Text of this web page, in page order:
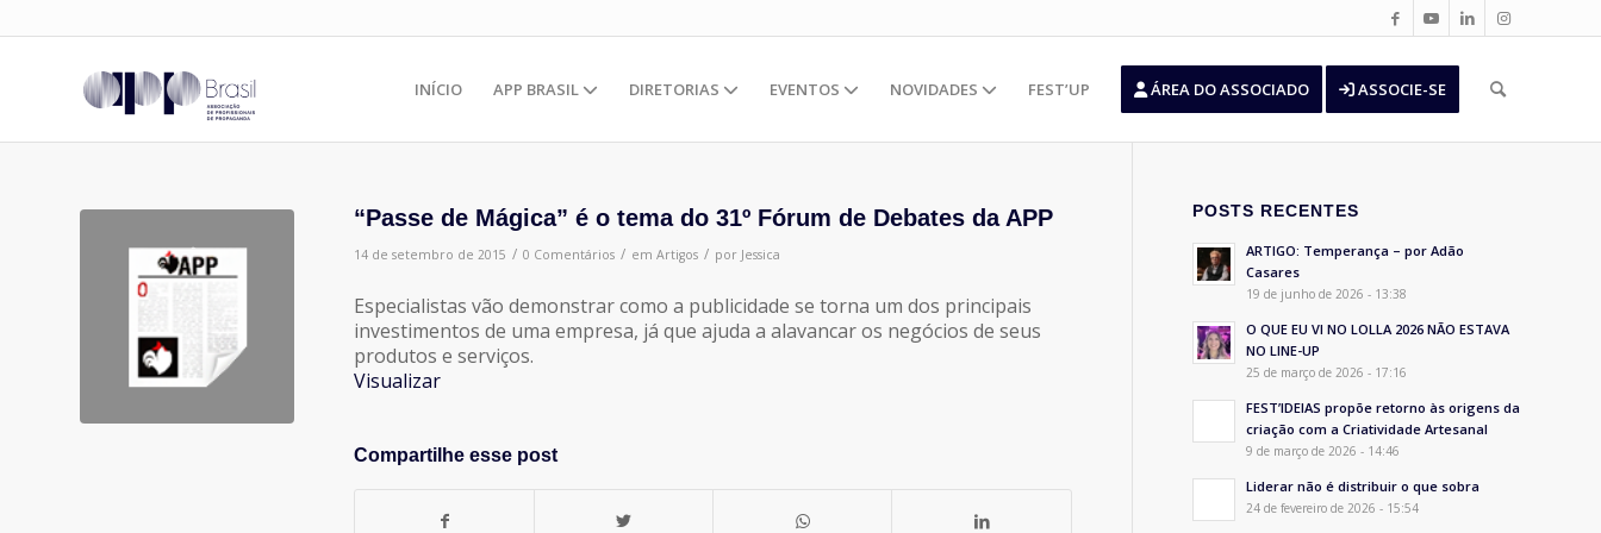
INÍCIO APP BRASIL DIRETORIAS EVENTOS NOVIDADES FEST’UP ÁREA DO ASSOCIADO ASSOCIE-SE
“Passe de Mágica” é o tema do 31º Fórum de Debates da APP
14 de setembro de 2015 / 0 Comentários / em Artigos / por Jessica
Especialistas vão demonstrar como a publicidade se torna um dos principais
investimentos de uma empresa, já que ajuda a alavancar os negócios de seus
produtos e serviços.
Visualizar
Compartilhe esse post
POSTS RECENTES
ARTIGO: Temperança – por Adão
Casares
19 de junho de 2026 - 13:38
O QUE EU VI NO LOLLA 2026 NÃO ESTAVA
NO LINE-UP
25 de março de 2026 - 17:16
FEST’IDEIAS propõe retorno às origens da
criação com a Criatividade Artesanal
9 de março de 2026 - 14:46
Liderar não é distribuir o que sobra
24 de fevereiro de 2026 - 15:54